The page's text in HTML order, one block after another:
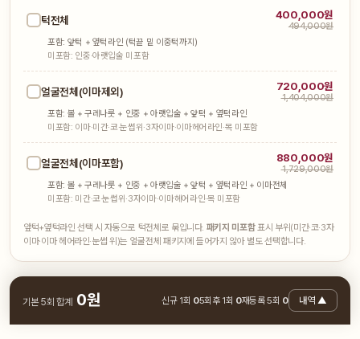
턱전체 400,000원
494,000원
포함: 앞턱 + 옆턱라인 (턱끝 밑 이중턱까지)
미포함: 인중·아랫입술 미포함
얼굴전체(이마제외) 720,000원
1,404,000원
포함: 볼 + 구레나룻 + 인중 + 아랫입술 + 앞턱 + 옆턱라인
미포함: 이마·미간·코·눈썹위·3자이마·이마헤어라인·목 미포함
얼굴전체(이마포함) 880,000원
1,729,000원
포함: 볼 + 구레나룻 + 인중 + 아랫입술 + 앞턱 + 옆턱라인 + 이마전체
미포함: 미간·코·눈썹위·3자이마·이마헤어라인·목 미포함
앞턱+옆턱라인 선택 시 자동으로 턱전체로 묶입니다. 패키지 미포함표시 부위(미간·코·3자
이마·이마 헤어라인·눈썹 위)는 얼굴전체 패키지에 들어가지 않아 별도 선택합니다.
기본 5회 합계 0원 신규 1회 05회후 1회 0재등록 5회 0 내역 ▲